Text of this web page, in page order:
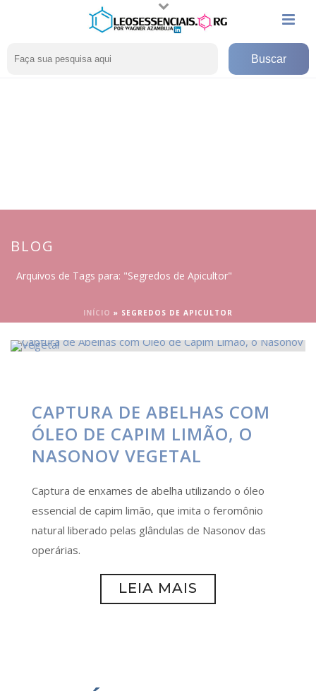
BLOG
Arquivos de Tags para: "Segredos de Apicultor"
INÍCIO » SEGREDOS DE APICULTOR
CAPTURA DE ABELHAS COM
ÓLEO DE CAPIM LIMÃO, O
NASONOV VEGETAL
Captura de enxames de abelha utilizando o óleo
essencial de capim limão, que imita o feromônio
natural liberado pelas glândulas de Nasonov das
operárias.
LEIA MAIS